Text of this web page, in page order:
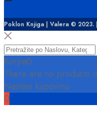
Poklon Knjiga | Valera ©
Korpa0
There are no products
Nastavi kupovinu
0